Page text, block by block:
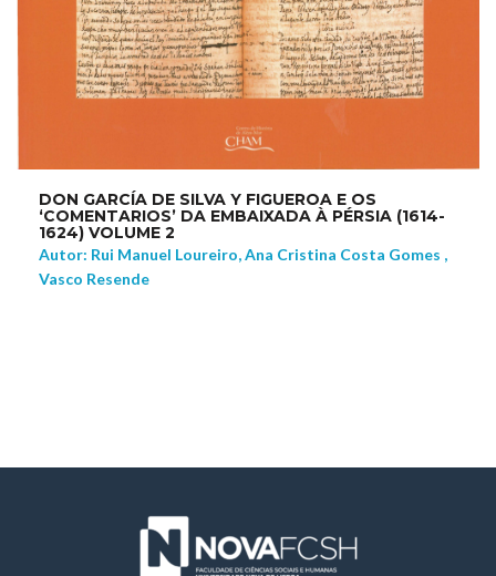
DON GARCÍA DE SILVA Y FIGUEROA E OS
‘COMENTARIOS’ DA EMBAIXADA À PÉRSIA (1614-
1624) VOLUME 2
Autor: Rui Manuel Loureiro, Ana Cristina Costa Gomes ,
Vasco Resende